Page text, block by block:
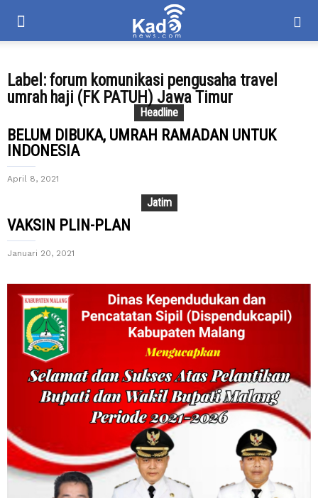
Label: forum komunikasi pengusaha travel
umrah haji (FK PATUH) Jawa Timur
Headline
BELUM DIBUKA, UMRAH RAMADAN UNTUK
INDONESIA
April 8, 2021
Jatim
VAKSIN PLIN-PLAN
Januari 20, 2021